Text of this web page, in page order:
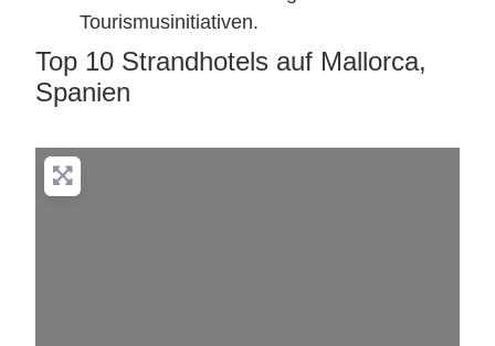
Tourismusinitiativen.
Top 10 Strandhotels auf Mallorca,
Spanien